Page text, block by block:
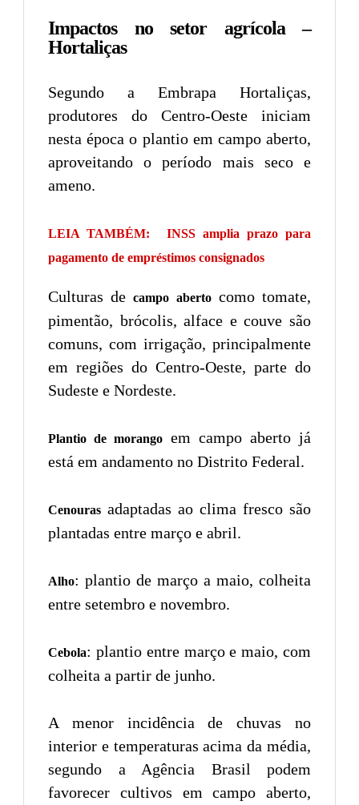
Impactos no setor agrícola –
Hortaliças
Segundo a Embrapa Hortaliças,
produtores do Centro-Oeste iniciam
nesta época o plantio em campo aberto,
aproveitando o período mais seco e
ameno.
LEIA TAMBÉM:
INSS amplia prazo para
pagamento de empréstimos consignados
Culturas decampo abertocomo tomate,
pimentão, brócolis, alface e couve são
comuns, com irrigação, principalmente
em regiões do Centro-Oeste, parte do
Sudeste e Nordeste.
Plantio de morango em campo aberto já
está em andamento no Distrito Federal.
Cenouras adaptadas ao clima fresco são
plantadas entre março e abril.
Alho: plantio de março a maio, colheita
entre setembro e novembro.
Cebola: plantio entre março e maio, com
colheita a partir de junho.
A menor incidência de chuvas no
interior e temperaturas acima da média,
segundo a Agência Brasil podem
favorecer cultivos em campo aberto,